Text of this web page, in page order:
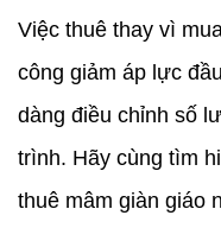
Việc thuê thay vì
công giảm áp lực
dàng điều chỉnh số
trình. Hãy cùng tìm
thuê mâm giàn giáo